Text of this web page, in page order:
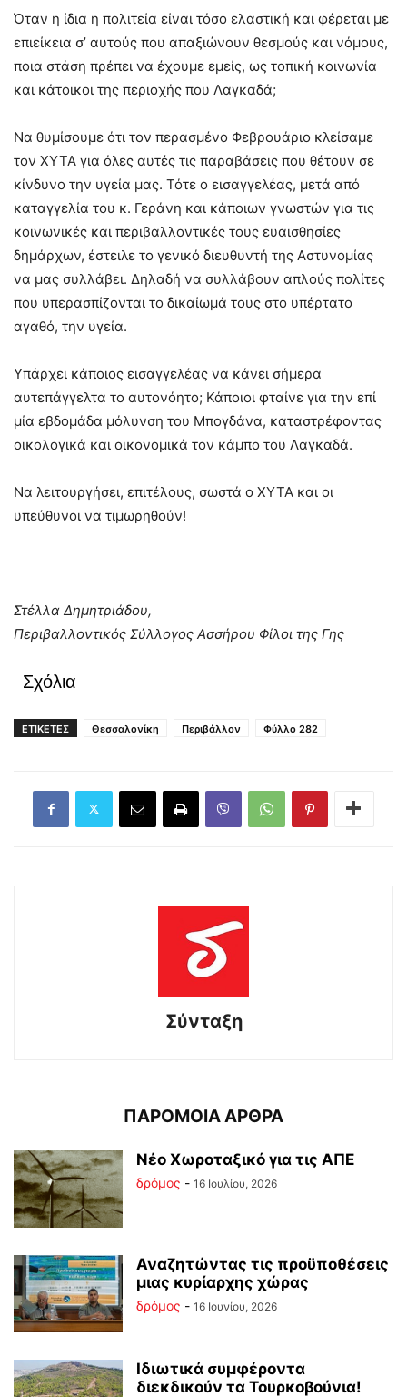
Όταν η ίδια η πολιτεία είναι τόσο ελαστική και φέρεται με
επιείκεια σ’ αυτούς που απαξιώνουν θεσμούς και νόμους,
ποια στάση πρέπει να έχουμε εμείς, ως τοπική κοινωνία
και κάτοικοι της περιοχής που Λαγκαδά;
Να θυμίσουμε ότι τον περασμένο Φεβρουάριο κλείσαμε
τον ΧΥΤΑ για όλες αυτές τις παραβάσεις που θέτουν σε
κίνδυνο την υγεία μας. Τότε ο εισαγγελέας, μετά από
καταγγελία του κ. Γεράνη και κάποιων γνωστών για τις
κοινωνικές και περιβαλλοντικές τους ευαισθησίες
δημάρχων, έστειλε το γενικό διευθυντή της Αστυνομίας
να μας συλλάβει. Δηλαδή να συλλάβουν απλούς πολίτες
που υπερασπίζονται το δικαίωμά τους στο υπέρτατο
αγαθό, την υγεία.
Υπάρχει κάποιος εισαγγελέας να κάνει σήμερα
αυτεπάγγελτα το αυτονόητο; Κάποιοι φταίνε για την επί
μία εβδομάδα μόλυνση του Μπογδάνα, καταστρέφοντας
οικολογικά και οικονομικά τον κάμπο του Λαγκαδά.
Να λειτουργήσει, επιτέλους, σωστά ο ΧΥΤΑ και οι
υπεύθυνοι να τιμωρηθούν!
Στέλλα Δημητριάδου,
Περιβαλλοντικός Σύλλογος Ασσήρου Φίλοι της Γης
Σχόλια
ΕΤΙΚΕΤΕΣ Θεσσαλονίκη Περιβάλλον Φύλλο 282
Σύνταξη
ΠΑΡΟΜΟΙΑ ΑΡΘΡΑ
Νέο Χωροταξικό για τις ΑΠΕ
δρόμος - 16 Ιουλίου, 2026
Αναζητώντας τις προϋποθέσεις
μιας κυρίαρχης χώρας
δρόμος - 16 Ιουνίου, 2026
Ιδιωτικά συμφέροντα
διεκδικούν τα Τουρκοβούνια!